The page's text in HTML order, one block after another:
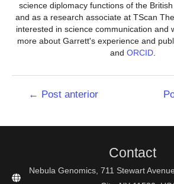
science diplomacy functions of the
and as a research associate at TScan
interested in science communication and
more about Garrett's experience and
and ORCID.
Navegação
← Post anterior
Contact
Nebula Genomics, 711 Stewart